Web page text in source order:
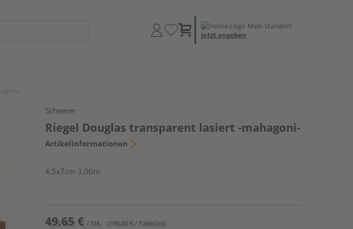
Mein Standort:
Jetzt angeben
Scheerer
Riegel Douglas transparent lasiert -mahagoni-
Artikelinformationen
4,5x7cm 3,00m
49,65 € / Stk. (198,60 € / Paket(e))